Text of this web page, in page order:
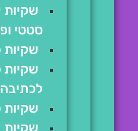
שקיות
סטטי
שקיות
שקיות
לכתיבה
שקיות